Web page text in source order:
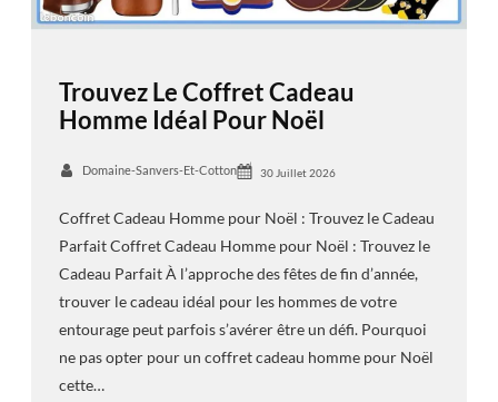
Trouvez Le Coffret Cadeau
Homme Idéal Pour Noël
Domaine-Sanvers-Et-Cotton 30 Juillet 2026
Coffret Cadeau Homme pour Noël : Trouvez le Cadeau
Parfait Coffret Cadeau Homme pour Noël : Trouvez le
Cadeau Parfait À l’approche des fêtes de fin d’année,
trouver le cadeau idéal pour les hommes de votre
entourage peut parfois s’avérer être un défi. Pourquoi
ne pas opter pour un coffret cadeau homme pour Noël
cette…